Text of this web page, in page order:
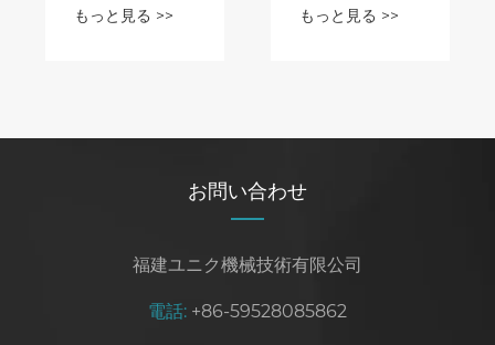
ック製造の鍵
もっと見る >>
ご存知です
もっと見る >>
お問い合わせ
福建ユニク機械技術有限公司
電話: +86-59528085862